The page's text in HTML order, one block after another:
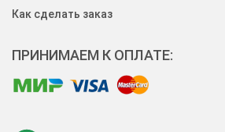
Как сделать заказ
ПРИНИМАЕМ К ОПЛАТЕ: